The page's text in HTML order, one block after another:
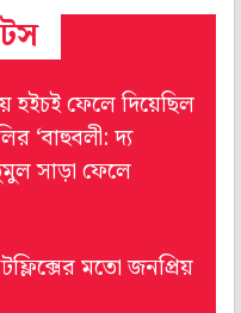
হইচই ফেলে দিয়েছিল
‘বাহুবলী: দ্য
সাড়া ফেলে
মতো জনপ্রিয়